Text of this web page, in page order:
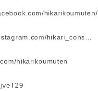
hikarikoumuten/
hikari_cons…
hikarikoumuten